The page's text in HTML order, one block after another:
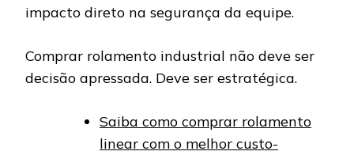
impacto direto na segurança da equipe.
Comprar rolamento industrial não deve ser
decisão apressada. Deve ser estratégica.
Saiba como comprar rolamento
linear com o melhor custo-